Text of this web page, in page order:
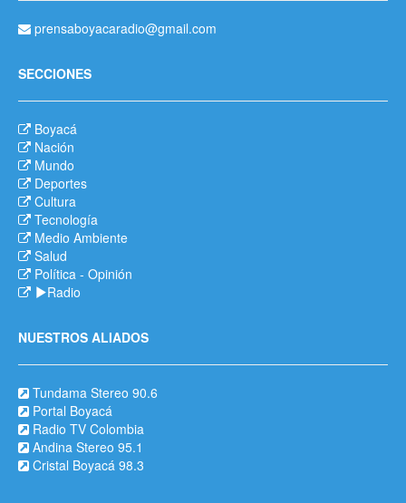
prensaboyacaradio@gmail.com
SECCIONES
Boyacá
Nación
Mundo
Deportes
Cultura
Tecnología
Medio Ambiente
Salud
Política - Opinión
Radio
NUESTROS ALIADOS
Tundama Stereo 90.6
Portal Boyacá
Radio TV Colombia
Andina Stereo 95.1
Cristal Boyacá 98.3